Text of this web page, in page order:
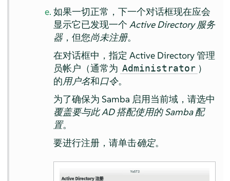
如果一切正常，下一个对话框现在应会
显示它已发现一个Active Directory 服务
器，但您尚未注册。
在对话框中，指定 Active Directory 管理
员帐户（通常为 Administrator ）
的用户名和口令。
为了确保为 Samba 启用当前域，请选中
覆盖要与此 AD 搭配使用的 Samba 配
置。
要进行注册，请单击确定。